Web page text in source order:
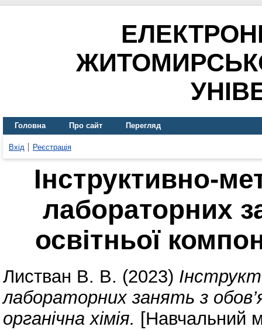
Головна Про сайт Перегляд
Вхід Реєстрація
Інструктивно-
лабораторних
освітньої
Листван В. В. (2023)
лабораторних занять з
органічна хімія. [Навчальний